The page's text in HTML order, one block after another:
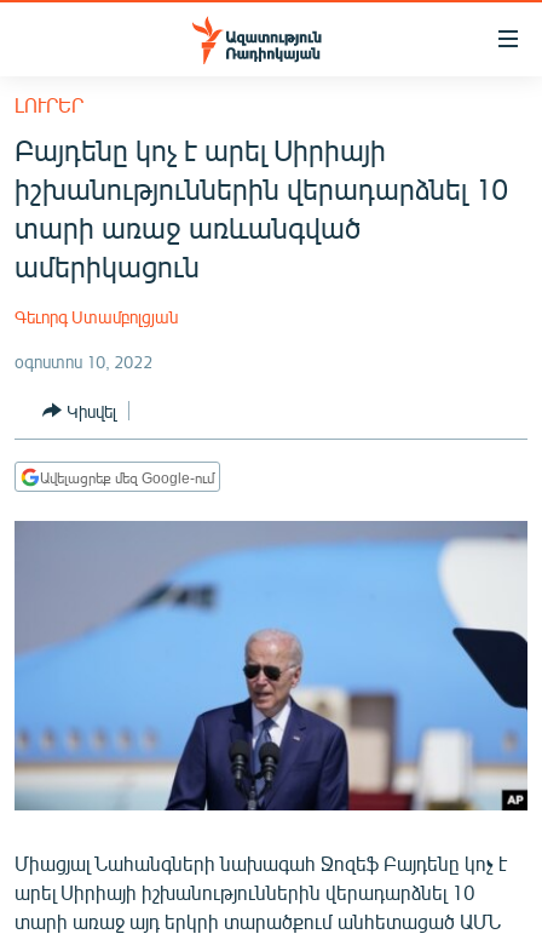
Մատչելիության
հիմնական
բովանդակությանը
Անցնել
հիմնական
մենյուին
Որոնում
ՀԱՅԱՍՏԱՆ
ՔԱՂԱՔԱԿԱՆ
ԸՆՏՐՈՒԹՅՈՒՆՆԵՐ 2026
ՊԱՏԵՐԱԶՄԻ 6 ՇԱԲԱԹՆԵՐԸ
ՏԱՐԱԾԱՇՐՋԱՆ
ՍՊՈՐՏ
ՏՏ ԵՒ ԻՆՏԵՐՆԵՏ
ԿՈՐՈՆԱՎԻՐՈՒՍ
ՏԵՍԱՆՅՈՒԹԵՐ
ԲԱՆԱՎԵՃ
ԼՈՒՐԵՐ
Բայդենը կոչ է արել Սիրիայի
իշխանություններին վերադարձնել 10
տարի առաջ առևանգված
ամերիկացուն
Գեւորգ Ստամբոլցյան
օգոստոս 10, 2022
Կիսվել
Ավելացրեք մեզ Google-ում
Միացյալ Նահանգների նախագահ Ջոզեֆ Բայդենը կոչ է
արել Սիրիայի իշխանություններին վերադարձնել 10
տարի առաջ այդ երկրի տարածքում անհետացած ԱՄՆ